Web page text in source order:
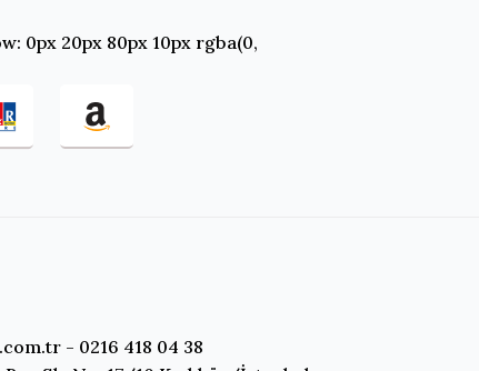
0px 20px 80px 10px rgba(0,
- 0216 418 04 38